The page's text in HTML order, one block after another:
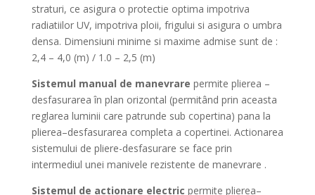
straturi, ce asigura o protectie optima impotriva
radiatiilor UV, impotriva ploii, frigului si asigura o umbra
densa. Dimensiuni minime si maxime admise sunt de :
2,4 – 4,0 (m) / 1.0 – 2,5 (m)
Sistemul manual de manevrare permite plierea –
desfasurarea în plan orizontal (permitând prin aceasta
reglarea luminii care patrunde sub copertina) pana la
plierea–desfasurarea completa a copertinei. Actionarea
sistemului de pliere-desfasurare se face prin
intermediul unei manivele rezistente de manevrare .
Sistemul de actionare electric permite plierea–